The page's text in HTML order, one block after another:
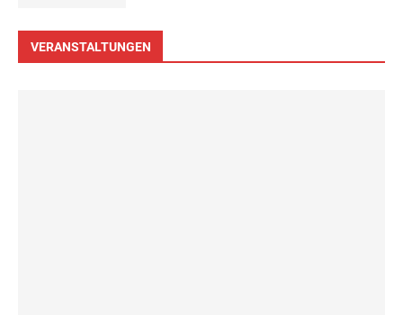
VERANSTALTUNGEN